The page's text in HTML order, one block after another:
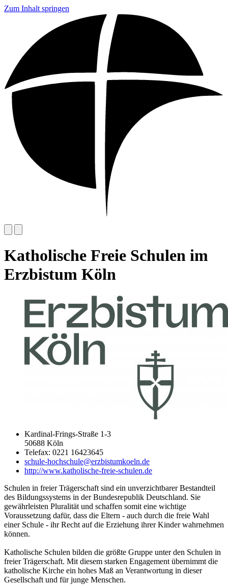
Zum Inhalt springen
Katholische Freie Schulen im
Erzbistum Köln
Kardinal-Frings-Straße 1-3
50688 Köln
Telefax: 0221 16423645
schule-hochschule@erzbistumkoeln.de
http://www.katholische-freie-schulen.de
Schulen in freier Trägerschaft sind ein unverzichtbarer Bestandteil
des Bildungssystems in der Bundesrepublik Deutschland. Sie
gewährleisten Pluralität und schaffen somit eine wichtige
Voraussetzung dafür, dass die Eltern - auch durch die freie Wahl
einer Schule - ihr Recht auf die Erziehung ihrer Kinder wahrnehmen
können.
Katholische Schulen bilden die größte Gruppe unter den Schulen in
freier Trägerschaft. Mit diesem starken Engagement übernimmt die
katholische Kirche ein hohes Maß an Verantwortung in dieser
Gesellschaft und für junge Menschen.